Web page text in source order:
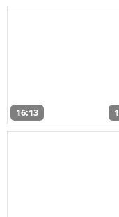
16:13